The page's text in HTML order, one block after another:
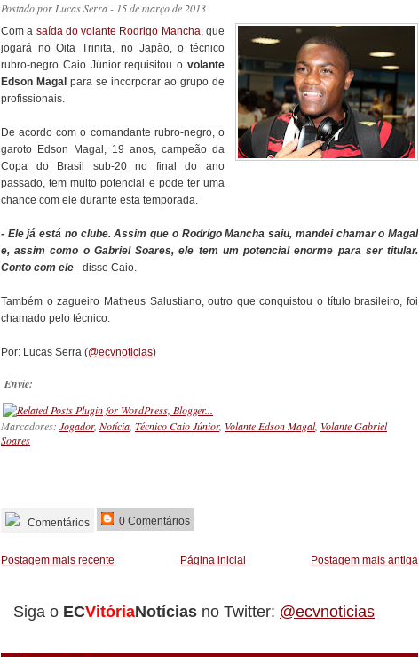
Postado porLucas Serra- 15 de março de 2013
Com a saída do volante Rodrigo Mancha, que
jogará no Oita Trinita, no Japão, o técnico
rubro-negro Caio Júnior requisitou o volante
Edson Magal para se incorporar ao grupo de
profissionais.
De acordo com o comandante rubro-negro, o
garoto Edson Magal, 19 anos, campeão da
Copa do Brasil sub-20 no final do ano
passado, tem muito potencial e pode ter uma
chance com ele durante esta temporada.
- Ele já está no clube. Assim que o Rodrigo Mancha saiu, mandei chamar o Magal
e, assim como o Gabriel Soares, ele tem um potencial enorme para ser titular.
Conto com ele - disse Caio.
Também o zagueiro Matheus Salustiano, outro que conquistou o título brasileiro, foi
chamado pelo técnico.
Por: Lucas Serra (@ecvnoticias)
Envie:
Marcadores: Jogador, Notícia, Técnico Caio Júnior, Volante Edson Magal, Volante Gabriel
Soares
Comentários 0 Comentários
Postagem mais recente Postagem mais antiga
Página inicial
Siga o ECVitóriaNotícias no Twitter: @ecvnoticias